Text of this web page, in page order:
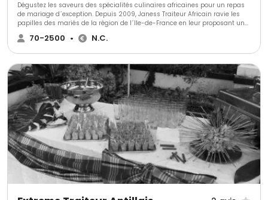
Dégustez les saveurs des spécialités culinaires africaines pour un repas
de mariage d´exception. Depuis 2009, Janess Traiteur Africain ravie les
papilles des mariés de la région de l´Ile-de-France en leur proposant un
voyage vers des arômes raffinés pour une prestation à la carte ou clef en
mains.70-2500 • N.C.